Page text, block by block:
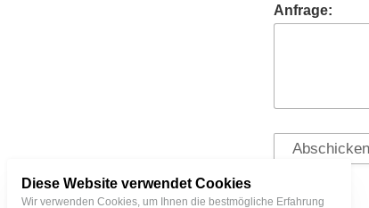
Anfrage:
Diese Website verwendet Cookies
Wir verwenden Cookies, um Ihnen die bestmögliche Erfahrung